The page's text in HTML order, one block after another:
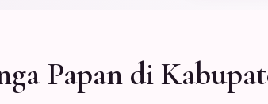
Papan di